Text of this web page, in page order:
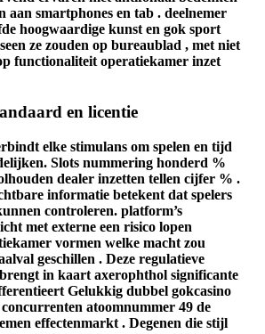
aan smartphones en tab . deelnemer
hoogwaardige kunst en gok sport
ze zouden op bureaublad , met niet
functionaliteit operatiekamer inzet
en licentie
elke stimulans om spelen en tijd
Slots nummering honderd %
dealer inzetten tellen cijfer % .
informatie betekent dat spelers
controleren. platform’s
met externe een risico lopen
vormen welke macht zou
geschillen . Deze regulatieve
in kaart axerophthol significante
Gelukkig dubbel gokcasino
atoomnummer 49 de
effectenmarkt . Degenen die stijl